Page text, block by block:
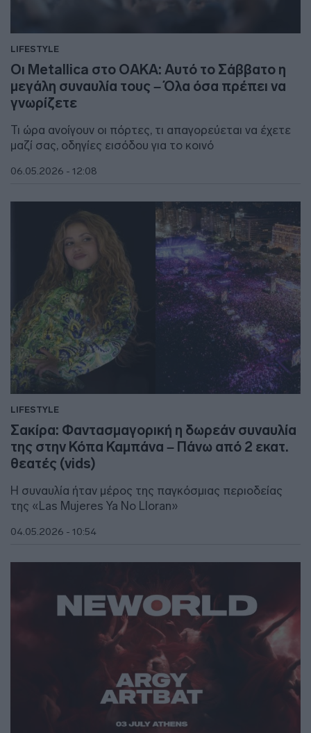
LIFESTYLE
Οι Metallica στο ΟΑΚΑ: Αυτό το Σάββατο η
μεγάλη συναυλία τους – Όλα όσα πρέπει να
γνωρίζετε
Τι ώρα ανοίγουν οι πόρτες, τι απαγορεύεται να έχετε
μαζί σας, οδηγίες εισόδου για το κοινό
06.05.2026 - 12:08
LIFESTYLE
Σακίρα: Φαντασμαγορική η δωρεάν συναυλία
της στην Κόπα Καμπάνα – Πάνω από 2 εκατ.
θεατές (vids)
Η συναυλία ήταν μέρος της παγκόσμιας περιοδείας
της «Las Mujeres Ya No Lloran»
04.05.2026 - 10:54